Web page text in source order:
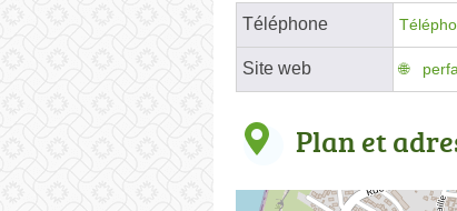
Téléphone
Site web
Plan et